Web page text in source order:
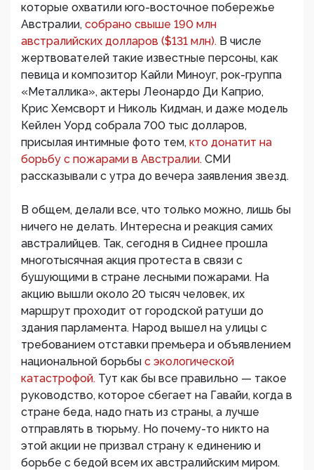
которые охватили юго-восточное побережье
Австралии, собрано свыше 190 млн
австралийских долларов ($131 млн). В числе
жертвователей такие известные персоны, как
певица и композитор Кайли Миноуг, рок-группа
«Металлика», актеры Леонардо Ди Каприо,
Крис Хемсворт и Николь Кидман, и даже модель
Кейлен Уорд собрала 700 тыс долларов,
присылая интимные фото тем, кто донатит на
борьбу с пожарами в Австралии. СМИ
рассказывали с утра до вечера заявления звезд.
В общем, делали все, что только можно, лишь бы
ничего не делать. Интересна и реакция самих
австралийцев. Так, сегодня в Сиднее прошла
многотысячная акция протеста в связи с
бушующими в стране лесными пожарами. На
акцию вышли около 20 тысяч человек, их
маршрут проходит от городской ратуши до
здания парламента. Народ вышел на улицы с
требованием отставки премьера и объявлением
национальной борьбы с экологической
катастрофой. Тут как бы все правильно — такое
руководство, которое сбегает на Гавайи, когда в
стране беда, надо гнать из страны, а лучше
отправлять в тюрьму. Но почему-то никто на
этой акции не призвал страну к единению и
борьбе с бедой всем их австралийским миром.